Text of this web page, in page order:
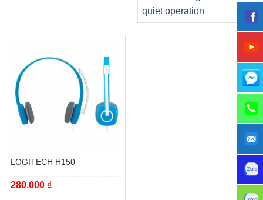
quiet operation
LOGITECH H150
280.000 ₫